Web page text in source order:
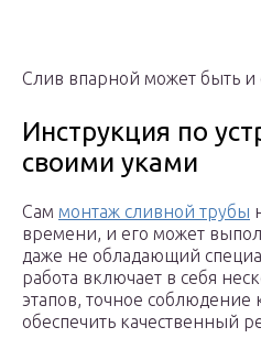
Слив впарной может быть
Инструкция по
своими уками
Сам монтаж сливной трубы
времени, и его может
даже не обладающий
работа включает в себя
этапов, точное соблюдение
обеспечить качественный